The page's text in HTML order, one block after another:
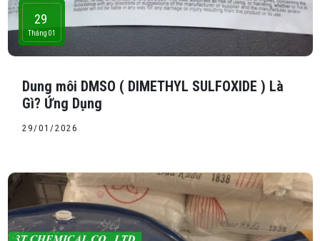
29
Tháng 01
Dung môi DMSO ( DIMETHYL SULFOXIDE ) Là
Gì? Ứng Dụng
29/01/2026